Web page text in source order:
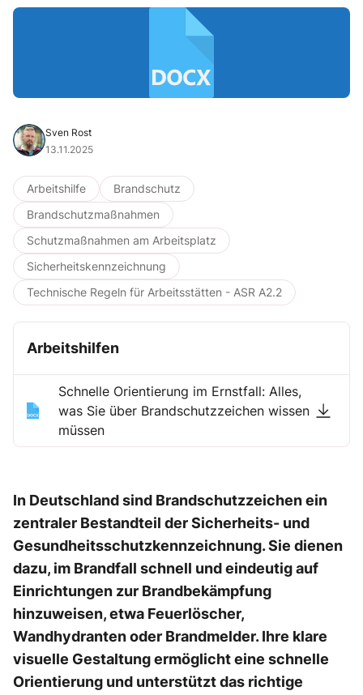
Sven Rost
13.11.2025
Arbeitshilfe
Brandschutz
Brandschutzmaßnahmen
Schutzmaßnahmen am Arbeitsplatz
Sicherheitskennzeichnung
Technische Regeln für Arbeitsstätten - ASR A2.2
Arbeitshilfen
Schnelle Orientierung im Ernstfall: Alles,
was Sie über Brandschutzzeichen wissen
müssen
In Deutschland sind Brandschutzzeichen ein
zentraler Bestandteil der Sicherheits- und
Gesundheitsschutzkennzeichnung. Sie dienen
dazu, im Brandfall schnell und eindeutig auf
Einrichtungen zur Brandbekämpfung
hinzuweisen, etwa Feuerlöscher,
Wandhydranten oder Brandmelder. Ihre klare
visuelle Gestaltung ermöglicht eine schnelle
Orientierung und unterstützt das richtige